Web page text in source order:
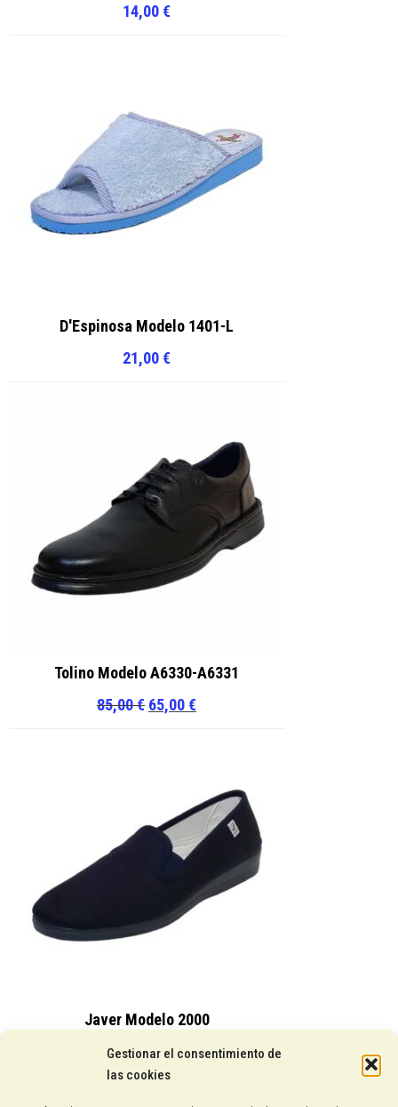
Gestionar el consentimiento de
las cookies
14,00€
D'Espinosa Modelo 1401-L
21,00€
Tolino Modelo A6330-A6331
85,00€ El
85,00 €.
65,00€
65,00 €.
Javer Modelo 2000
15,25€